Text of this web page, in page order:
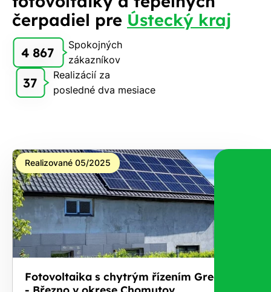
čerpadiel pre Ústecký kraj
4 867
Spokojných
zákazníkov
37
Realizácií za
posledné dva mesiace
Realizované 05/2025
Fotovoltaika s chytrým řízením GreenBox